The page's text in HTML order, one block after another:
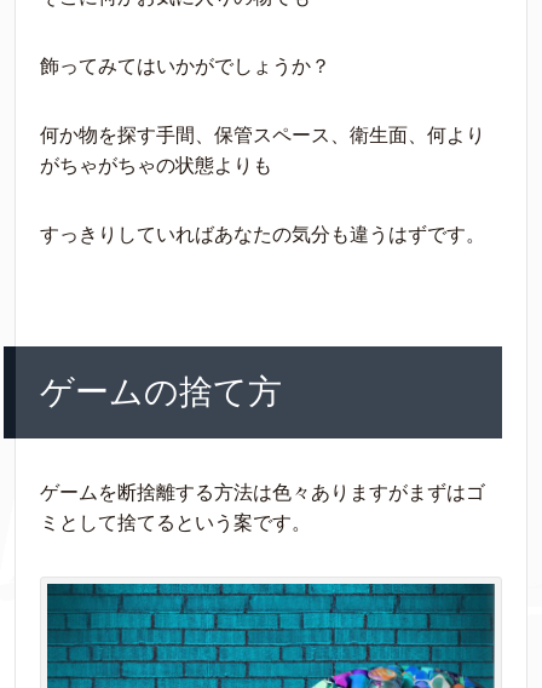
飾ってみてはいかがでしょうか？
何か物を探す手間、保管スペース、衛生面、何より
がちゃがちゃの状態よりも
すっきりしていればあなたの気分も違うはずです。
ゲームの捨て方
ゲームを断捨離する方法は色々ありますがまずはゴ
ミとして捨てるという案です。